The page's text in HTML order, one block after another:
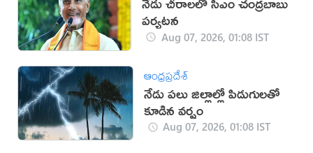
పర్యటన
Aug 07, 2026, 01:08 IST
ఆంధ్రప్రదేశ్
నేడు పలు జిల్లాల్లో పిడుగులతో
కూడిన వర్షం
Aug 07, 2026, 01:08 IST